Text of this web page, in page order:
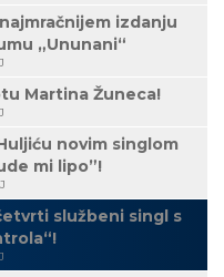
izdanju
„Ununani“
Martina Žuneca!
novim singlom
mi lipo”!
službeni singl s